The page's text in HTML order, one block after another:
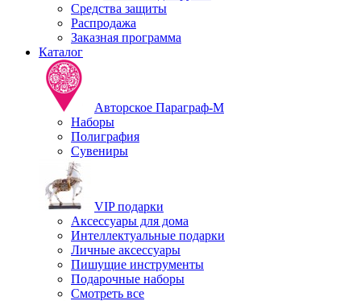
Средства защиты
Распродажа
Заказная программа
Каталог
Авторское Параграф-М
Наборы
Полиграфия
Сувениры
VIP подарки
Аксессуары для дома
Интеллектуальные подарки
Личные аксессуары
Пишущие инструменты
Подарочные наборы
Смотреть все